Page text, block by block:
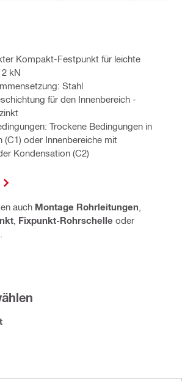
Kompakt-Festpunkt für leichte
kN
Stahl
für den Innenbereich -
Trockene Bedingungen in
(C1) oder Innenbereiche mit
Kondensation (C2)
auch Montage Rohrleitungen
Fixpunkt-Rohrschelle oder